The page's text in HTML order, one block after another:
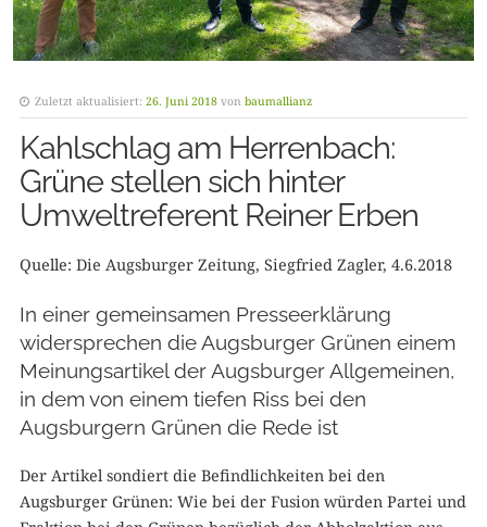
Zuletzt aktualisiert: 26. Juni 2018 von baumallianz
Kahlschlag am Herrenbach:
Grüne stellen sich hinter
Umweltreferent Reiner Erben
Quelle: Die Augsburger Zeitung, Siegfried Zagler, 4.6.2018
In einer gemeinsamen Presseerklärung
widersprechen die Augsburger Grünen einem
Meinungsartikel der Augsburger Allgemeinen,
in dem von einem tiefen Riss bei den
Augsburgern Grünen die Rede ist
Der Artikel sondiert die Befindlichkeiten bei den
Augsburger Grünen: Wie bei der Fusion würden Partei und